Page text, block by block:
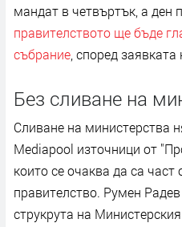
мандат в четвъртък, а ден
правителството ще бъде
събрание , според
Без сливане на
Сливане на министерства
Mediapool източници от
които се очаква да са част
правителство. Румен
струкрута на